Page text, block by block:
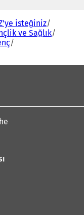
isteğiniz
ve Sağlık